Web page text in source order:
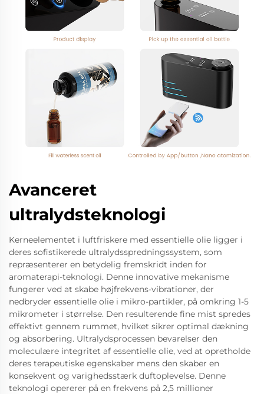
Avanceret
ultralydsteknologi
Kerneelementet i luftfriskere med essentielle olie ligger i
deres sofistikerede ultralydsspredningssystem, som
repræsenterer en betydelig fremskridt inden for
aromaterapi-teknologi. Denne innovative mekanisme
fungerer ved at skabe højfrekvens-vibrationer, der
nedbryder essentielle olie i mikro-partikler, på omkring 1-5
mikrometer i størrelse. Den resulterende fine mist spredes
effektivt gennem rummet, hvilket sikrer optimal dækning
og absorbering. Ultralydsprocessen bevarelser den
moleculære integritet af essentielle olie, ved at opretholde
deres terapeutiske egenskaber mens den skaber en
konsekvent og varighedsstærk duftoplevelse. Denne
teknologi opererer på en frekvens på 2,5 millioner